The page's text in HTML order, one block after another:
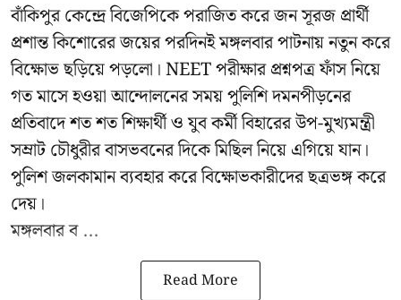
বাঁকিপুর কেন্দ্রে বিজেপিকে পরাজিত করে জন সূরজ প্রার্থী
প্রশান্ত কিশোরের জয়ের পরদিনই মঙ্গলবার পাটনায় নতুন করে
বিক্ষোভ ছড়িয়ে পড়লো। NEET পরীক্ষার প্রশ্নপত্র ফাঁস নিয়ে
গত মাসে হওয়া আন্দোলনের সময় পুলিশি দমনপীড়নের
প্রতিবাদে শত শত শিক্ষার্থী ও যুব কর্মী বিহারের উপ-মুখ্যমন্ত্রী
সম্রাট চৌধুরীর বাসভবনের দিকে মিছিল নিয়ে এগিয়ে যান।
পুলিশ জলকামান ব্যবহার করে বিক্ষোভকারীদের ছত্রভঙ্গ করে
দেয়।
মঙ্গলবার ব ...
Read More